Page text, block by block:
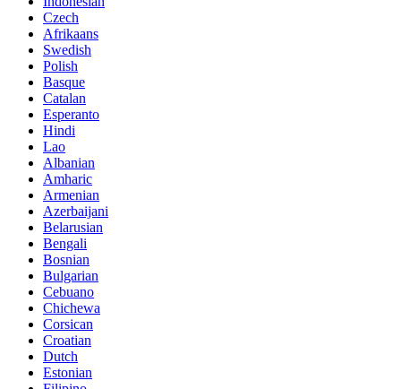
Czech
Afrikaans
Swedish
Polish
Basque
Catalan
Esperanto
Hindi
Lao
Albanian
Amharic
Armenian
Azerbaijani
Belarusian
Bengali
Bosnian
Bulgarian
Cebuano
Chichewa
Corsican
Croatian
Dutch
Estonian